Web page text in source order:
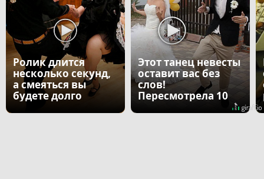
Ролик длится
несколько секунд,
а смеяться вы
будете долго
Этот танец невесты
оставит вас без
слов!
Пересмотрела 10